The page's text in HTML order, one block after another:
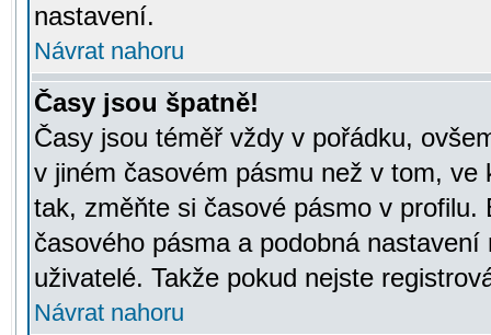
nastavení.
Návrat nahoru
Časy jsou špatně!
Časy jsou téměř vždy v pořádku,
v jiném časovém pásmu než v tom,
tak, změňte si časové pásmo v
časového pásma a podobná
uživatelé. Takže pokud nejste
Návrat nahoru